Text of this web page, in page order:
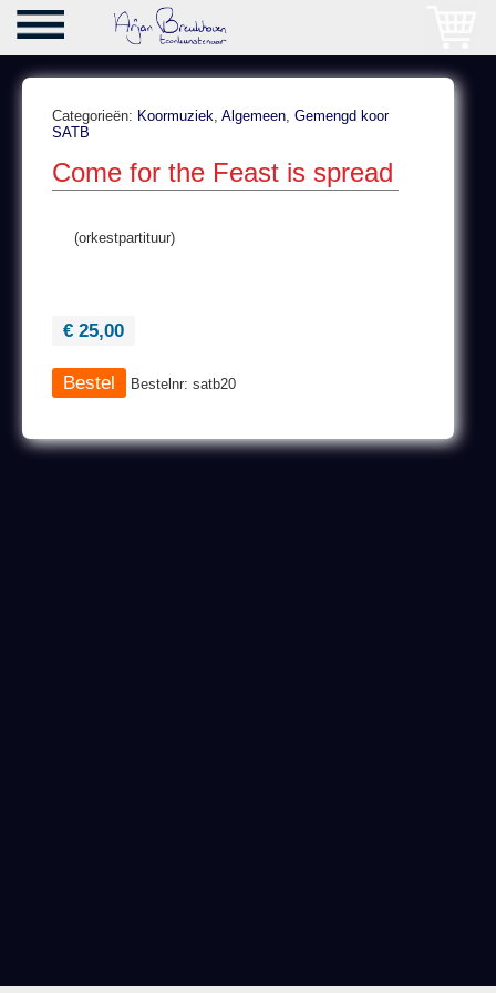
Categorieën: Koormuziek, Algemeen, Gemengd koor
SATB
Come for the Feast is spread
(orkestpartituur)
€ 25,00
Bestelnr: satb20